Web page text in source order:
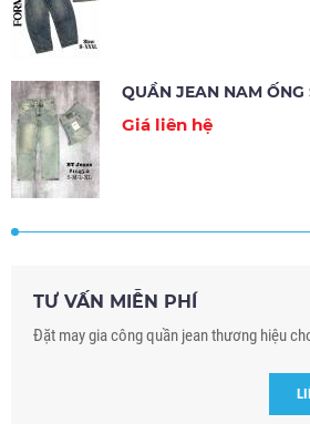
QUẦN JEAN NAM ỐNG
Giá liên hệ
TƯ VẤN MIỄN PHÍ
Đặt may gia công quần jean thương hiệu